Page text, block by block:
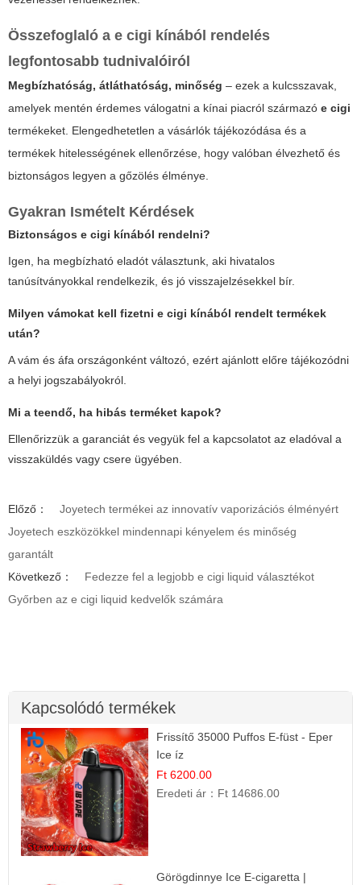
Összefoglaló a e cigi kínából rendelés
legfontosabb tudnivalóiról
Megbízhatóság, átláthatóság, minőség – ezek a kulcsszavak,
amelyek mentén érdemes válogatni a kínai piacról származó e cigi
termékeket. Elengedhetetlen a vásárlók tájékozódása és a
termékek hitelességének ellenőrzése, hogy valóban élvezhető és
biztonságos legyen a gőzölés élménye.
Gyakran Ismételt Kérdések
Biztonságos e cigi kínából rendelni?
Igen, ha megbízható eladót választunk, aki hivatalos
tanúsítványokkal rendelkezik, és jó visszajelzésekkel bír.
Milyen vámokat kell fizetni e cigi kínából rendelt termékek
után?
A vám és áfa országonként változó, ezért ajánlott előre tájékozódni
a helyi jogszabályokról.
Mi a teendő, ha hibás terméket kapok?
Ellenőrizzük a garanciát és vegyük fel a kapcsolatot az eladóval a
visszaküldés vagy csere ügyében.
Előző：
Joyetech termékei az innovatív vaporizációs élményért
Joyetech eszközökkel mindennapi kényelem és minőség
garantált
Következő：
Fedezze fel a legjobb e cigi liquid választékot
Győrben az e cigi liquid kedvelők számára
Kapcsolódó termékek
Frissítő 35000 Puffos E-füst - Eper
Ice íz
Ft 6200.00
Eredeti ár： Ft 14686.00
Görögdinnye Ice E-cigaretta |